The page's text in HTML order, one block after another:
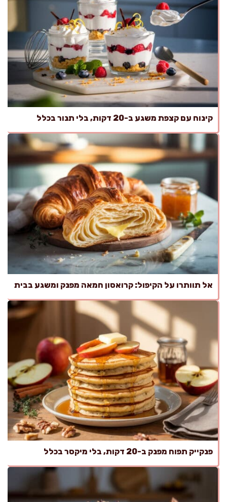
קינוח עם קצפת משגע ב-20 דקות, בלי תנור בכלל
אל תוותרו על הקיפול: קרואסון חמאה מפנק ומשגע בבית
פנקייק תפוח מפנק ב-20 דקות, בלי מיקסר בכלל